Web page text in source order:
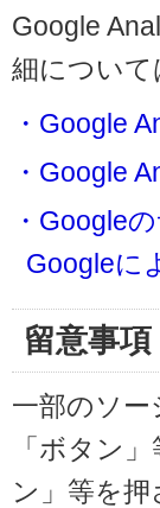
Google
細につい
・Google
・Google
・Google
Googleに
留意事項
一部のソ
「ボタン
ン」等を